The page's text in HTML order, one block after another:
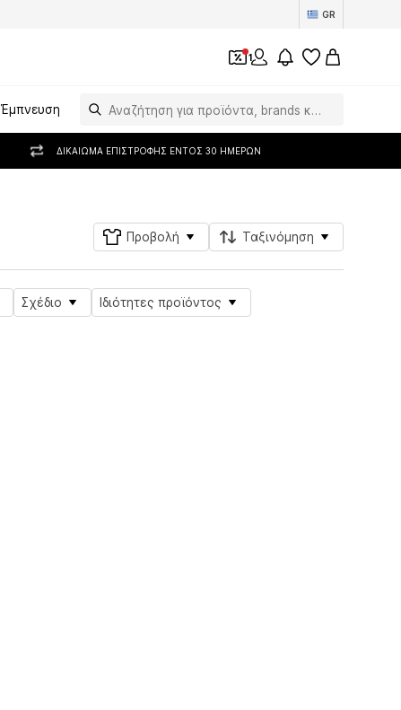
GR
1
Έμπνευση
ΔΙΚΑΊΩΜΑ ΕΠΙΣΤΡΟΦΉΣ ΕΝΤΌΣ 30 ΗΜΕΡΏΝ
Προβολή Ταξινόμηση
Σχέδιο
Ιδιότητες προϊόντος